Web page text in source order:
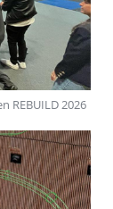
REBUILD 2026